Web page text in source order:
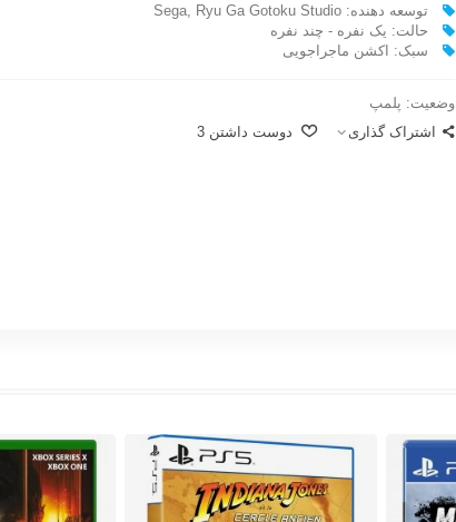
توسعه دهنده: Sega, Ryu Ga Gotoku Studio
حالت: یک نفره - چند نفره
سبک: اکشن ماجراجویی
وضعیت: پلمپ
اشتراک گذاری
دوست داشتن 3